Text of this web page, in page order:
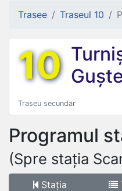
Trasee Traseul 10
10
Traseu secundar
Programul
(Spre stația
Stația